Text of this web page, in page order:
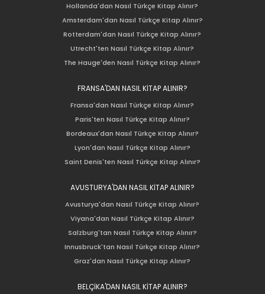
Hollanda'dan Nasıl Türkçe Kitap Alınır?
Amsterdam'dan Nasıl Türkçe Kitap Alınır?
Rotterdam'dan Nasıl Türkçe Kitap Alınır?
Utrecht'ten Nasıl Türkçe Kitap Alınır?
The Hauge'den Nasıl Türkçe Kitap Alınır?
FRANSA'DAN NASIL KİTAP ALINIR?
Fransa'dan Nasıl Türkçe Kitap Alınır?
Paris'ten Nasıl Türkçe Kitap Alınır?
Bordeaux'dan Nasıl Türkçe Kitap Alınır?
Lyon'dan Nasıl Türkçe Kitap Alınır?
Saint Denis'ten Nasıl Türkçe Kitap Alınır?
AVUSTURYA'DAN NASIL KİTAP ALINIR?
Avusturya'dan Nasıl Türkçe Kitap Alınır?
Viyana'dan Nasıl Türkçe Kitap Alınır?
Salzburg'tan Nasıl Türkçe Kitap Alınır?
Innusbruck'tan Nasıl Türkçe Kitap Alınır?
Graz'dan Nasıl Türkçe Kitap Alınır?
BELÇİKA'DAN NASIL KİTAP ALINIR?